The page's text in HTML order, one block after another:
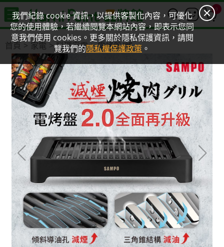
我們紀錄 cookie 資訊，以提供客製化內容，可優化
您的使用體驗，若繼續閱覽本網站內容，即表示您同
意我們使用 cookies。更多關於隱私保護資訊，請閱
覽我們的隱私權保護政策 。
0
首頁 家電 料理家電 電烤盤/爐